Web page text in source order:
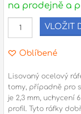
Seifertova 69,
Praha 3 - 130 00 (
gsm.: +420 777 888
gsm.: +420 777 888
email:
Otevírací doba
pondělí – pátek :
na prodejně a
VLOŽIT
Oblíbené
Lisovaný ocelový
tomy, případně pro
je 2,3 mm, uchycení
profil. Tyto ráfky